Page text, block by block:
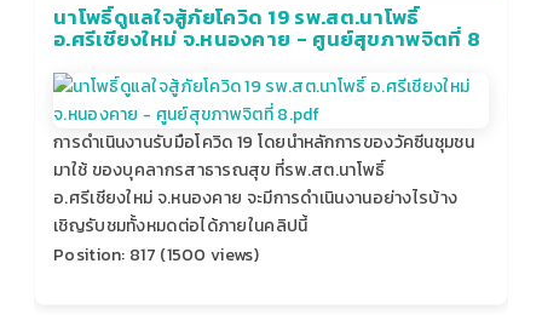
นาโพธิ์ดูแลใจสู้ภัยโควิด 19 รพ.สต.นาโพธิ์
อ.ศรีเชียงใหม่ จ.หนองคาย - ศูนย์สุขภาพจิตที่ 8
การดำเนินงานรับมือโควิด 19 โดยนำหลักการของวัคซีนชุมชน
มาใช้ ของบุคลากรสาธารณสุข ที่รพ.สต.นาโพธิ์
อ.ศรีเชียงใหม่ จ.หนองคาย จะมีการดำเนินงานอย่างไรบ้าง
เชิญรับชมทั้งหมดต่อได้ภายในคลิปนี้
Position: 817 (1500 views)